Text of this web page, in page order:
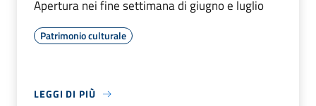
Apertura nei fine settimana di giugno e luglio
Patrimonio culturale
LEGGI DI PIÙ